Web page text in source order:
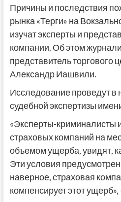
Причины и последствия
рынка «Терги» на
изучат эксперты и
компании. Об этом
представитель торгового
Александр Иашвили.
Исследование проведут
судебной экспертизы
«Эксперты-криминалисты
страховых компаний на
объемом ущерба, увидят,
Эти условия
наверное, страховая
компенсирует этот